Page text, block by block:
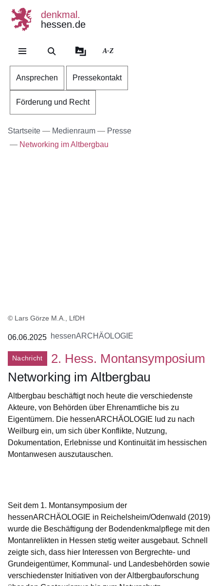
denkmal.
hessen.de
A-Z
Ansprechen Pressekontakt
Förderung und Recht
Startseite Medienraum
Presse
Networking im Altbergbau
© Lars Görze M.A., LfDH
06.06.2025 hessenARCHÄOLOGIE
Nachricht
2. Hess. Montansymposium
Networking im Altbergbau
Altbergbau beschäftigt noch heute die verschiedenste
Akteure, von Behörden über Ehrenamtliche bis zu
Eigentümern. Die hessenARCHÄOLOGIE lud zu nach
Weilburg ein, um sich über Konflikte, Nutzung,
Dokumentation, Erlebnisse und Kontinuität im hessischen
Montanwesen auszutauschen.
Seit dem 1. Montansymposium der
hessenARCHÄOLOGIE in Reichelsheim/Odenwald (2019)
wurde die Beschäftigung der Bodendenkmalpflege mit den
Montanrelikten in Hessen stetig weiter ausgebaut. Schnell
zeigte sich, dass hier Interessen von Bergrechte- und
Grundeigentümer, Kommunal- und Landesbehörden sowie
verschiedenster Initiativen von der Altbergbauforschung